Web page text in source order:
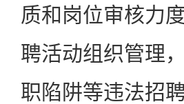
质和岗位审核力
聘活动组织管理
职陷阱等违法招